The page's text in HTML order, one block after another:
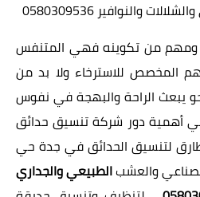
والنوافير 0580309536
ومهم من تكوينه فهي المتنفس
المخصص للاسترخاء ولا بد من
يبعث الراحة والبهجة في نفوس
أهمية دور شركة تنسيق حدائق
لتنسيق الحدائق في جدة حي
والعشبالطبيعي والجداري